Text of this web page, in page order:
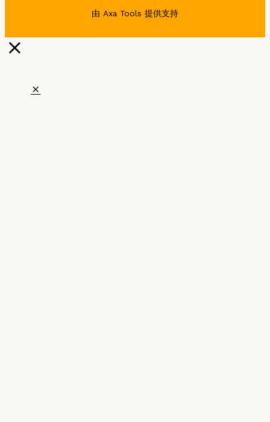
由 Axa Tools 提供支持